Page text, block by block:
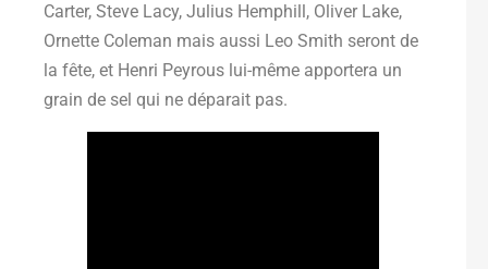
Carter, Steve Lacy, Julius Hemphill, Oliver Lake,
Ornette Coleman mais aussi Leo Smith seront de
la fête, et Henri Peyrous lui-même apportera un
grain de sel qui ne déparait pas.